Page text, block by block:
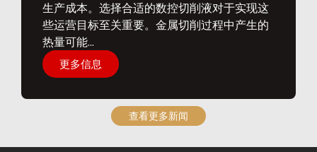
生产成本。选择合适的数控切削液对于实现这
些运营目标至关重要。金属切削过程中产生的
热量可能...
更多信息
查看更多新闻